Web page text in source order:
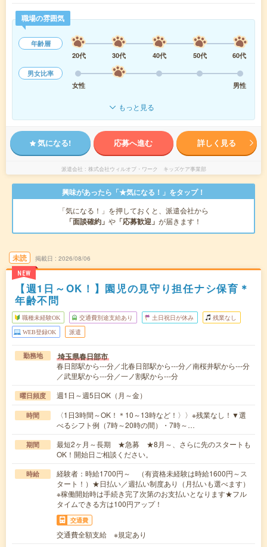
職場の雰囲気
年齢層
20代
30代 40代 50代
60代
男女比率
女性
男性
もっと見る
気になる! 応募へ進む 詳しく見る
派遣会社 株式会社ウィルオブ・ワーク キッズケア事業部
興味があったら「★気になる！」をタップ！
「気になる！」を押しておくと、派遣会社から
「面談確約」 や 「応募歓迎」 が届きます！
未読
NEW
掲載日 2026/08/06
【週1日～OK！】園児の見守り担任ナシ保育＊
年齢不問
職種未経験OK 交通費別途支給あり 土日祝日が休み 残業なし
WEB登録OK 派遣
勤務地 埼玉県春日部市
春日部駅から---分／北春日部駅から---分／南桜井駅から---分
／武里駅から---分／一ノ割駅から---分
曜日頻度 週1日～週5日OK（月～金）
時間
〈1日3時間～OK！＊10～13時など！〉〉※残業なし！▼選
べるシフト例（7時～20時の間）・7時～…
期間
最短2ヶ月～長期 ★急募 ★8月～、さらに先のスタートも
OK！開始日ご相談ください。
時給
経験者：時給1700円～ （有資格未経験は時給1600円～ス
タート！）★日払い／週払い制度あり（月払いも選べます）
※稼働開始時は手続き完了次第のお支払いとなります★フル
タイムできる方は100円アップ！
交通費
交通費全額支給 ※規定あり